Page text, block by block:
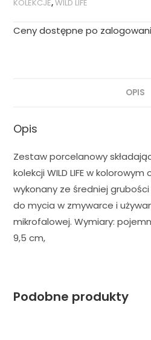
KOLEKCJE,WILD LIFE
Ceny dostępne po
OPIS
Opis
Zestaw porcelanowy
kolekcji WILD LIFE w
wykonany ze średniej
do mycia w zmywarce i
mikrofalowej. Wymiary:
9,5 cm,
Podobne produkty